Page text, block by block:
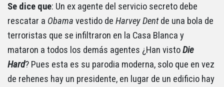
Se dice que: Un ex agente del servicio secreto debe
rescatar a Obama vestido de Harvey Dentde una bola de
terroristas que se infiltraron en la Casa Blanca y
mataron a todos los demás agentes ¿Han vistoDie
Hard? Pues esta es su parodia moderna, solo que en vez
de rehenes hay un presidente, en lugar de un edificio hay